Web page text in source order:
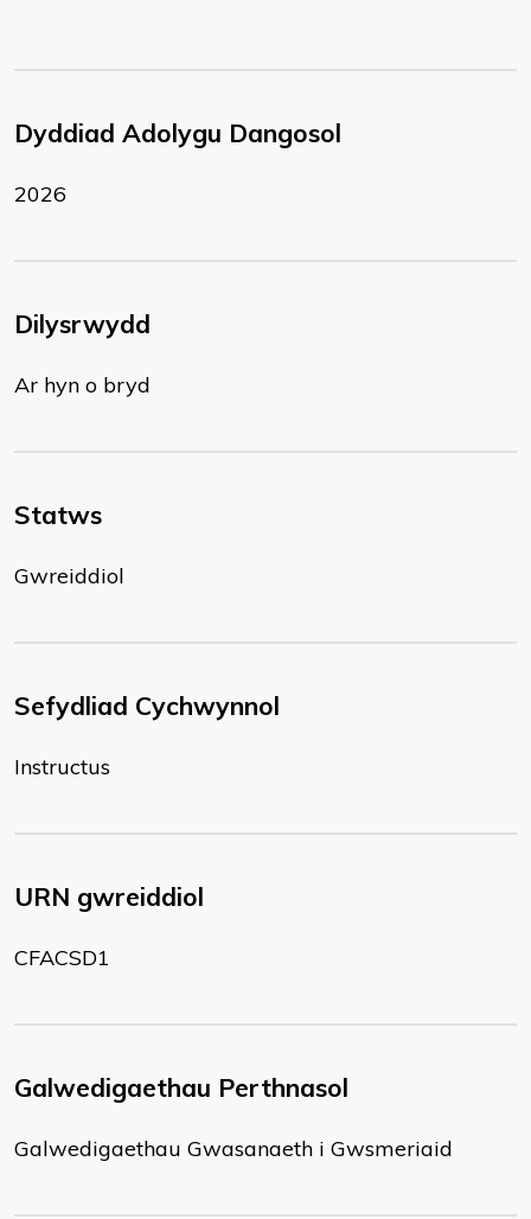
Dyddiad Adolygu Dangosol
2026
Dilysrwydd
Ar hyn o bryd
Statws
Gwreiddiol
Sefydliad Cychwynnol
Instructus
URN gwreiddiol
CFACSD1
Galwedigaethau Perthnasol
Galwedigaethau Gwasanaeth i Gwsmeriaid